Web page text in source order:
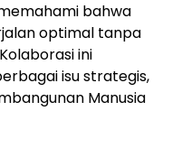
bahwa
optimal tanpa
ini
isu strategis,
Manusia